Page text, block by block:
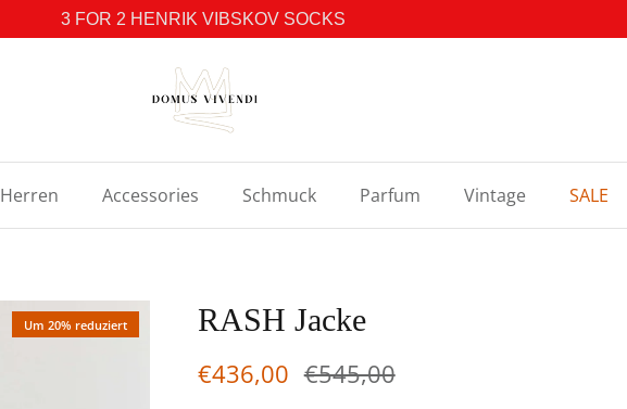
3 FOR 2 HENRIK VIBSKOV SOCKS
Herren Accessories Schmuck Parfum Vintage SALE
Um 20% reduziert RASH Jacke
€436,00 €545,00